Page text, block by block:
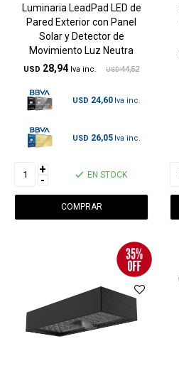
Luminaria LeadPad LED de
Pared Exterior con Panel
Solar y Detector de
Movimiento Luz Neutra
USD 28,94 USD 44,52
USD 24,60
USD 26,05
+
- EN STOCK